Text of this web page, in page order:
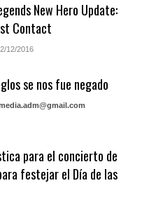
New Hero Update:
Contact
12/2016
se nos fue negado
para el concierto de
festejar el Día de las